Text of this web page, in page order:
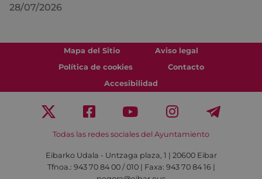
28/07/2026
Mapa del Sitio
Aviso legal
Política de cookies
Contacto
Accesibilidad
Todas las redes sociales del Ayuntamiento
Eibarko Udala - Untzaga plaza, 1 | 20600 Eibar
Tfnoa.: 943 70 84 00 / 010 | Faxa: 943 70 84 16 |